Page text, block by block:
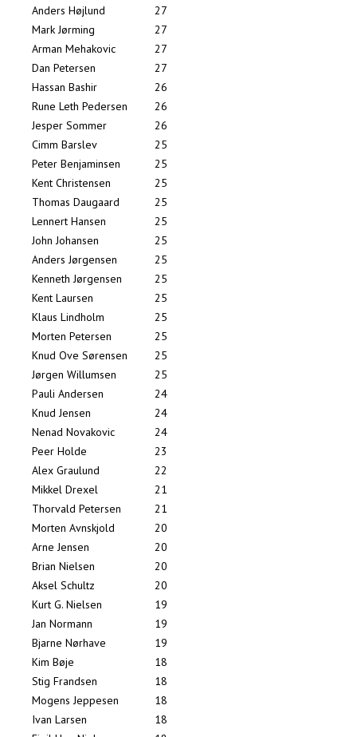
Anders Højlund
27
Mark Jørming
27
Arman Mehakovic
27
Dan Petersen
27
Hassan Bashir
26
Rune Leth Pedersen
26
Jesper Sommer
26
Cimm Barslev
25
Peter Benjaminsen
25
Kent Christensen
25
Thomas Daugaard
25
Lennert Hansen
25
John Johansen
25
Anders Jørgensen
25
Kenneth Jørgensen
25
Kent Laursen
25
Klaus Lindholm
25
Morten Petersen
25
Knud Ove Sørensen
25
Jørgen Willumsen
25
Pauli Andersen
24
Knud Jensen
24
Nenad Novakovic
24
Peer Holde
23
Alex Graulund
22
Mikkel Drexel
21
Thorvald Petersen
21
Morten Avnskjold
20
Arne Jensen
20
Brian Nielsen
20
Aksel Schultz
20
Kurt G. Nielsen
19
Jan Normann
19
Bjarne Nørhave
19
Kim Bøje
18
Stig Frandsen
18
Mogens Jeppesen
18
Ivan Larsen
18